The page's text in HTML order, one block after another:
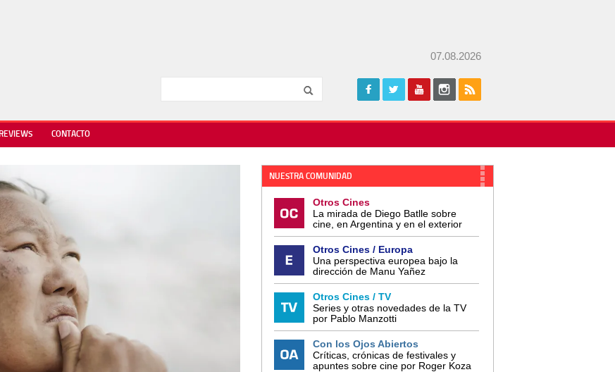
07.08.2026
REVIEWS CONTACTO
NUESTRA COMUNIDAD
Otros Cines
La mirada de Diego Batlle sobre
cine, en Argentina y en el exterior
Otros Cines / Europa
Una perspectiva europea bajo la
dirección de Manu Yañez
Otros Cines / TV
Series y otras novedades de la TV
por Pablo Manzotti
Con los Ojos Abiertos
Críticas, crónicas de festivales y
apuntes sobre cine por Roger Koza